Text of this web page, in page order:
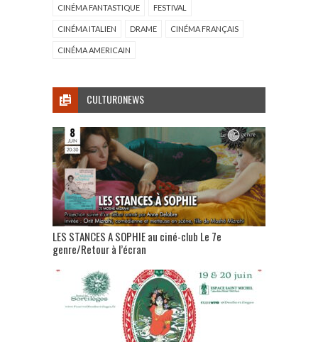
CINÉMA FANTASTIQUE FESTIVAL
CINÉMA ITALIEN DRAME CINÉMA FRANÇAIS
CINÉMA AMERICAIN
CULTURONEWS
LES STANCES A SOPHIE au ciné-club Le 7e
genre/Retour à l’écran